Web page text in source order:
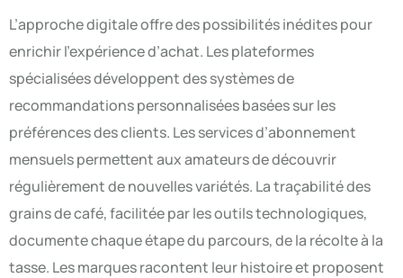
L’approche digitale offre des possibilités inédites pour
enrichir l’expérience d’achat. Les plateformes
spécialisées développent des systèmes de
recommandations personnalisées basées sur les
préférences des clients. Les services d’abonnement
mensuels permettent aux amateurs de découvrir
régulièrement de nouvelles variétés. La traçabilité des
grains de café, facilitée par les outils technologiques,
documente chaque étape du parcours, de la récolte à la
tasse. Les marques racontent leur histoire et proposent